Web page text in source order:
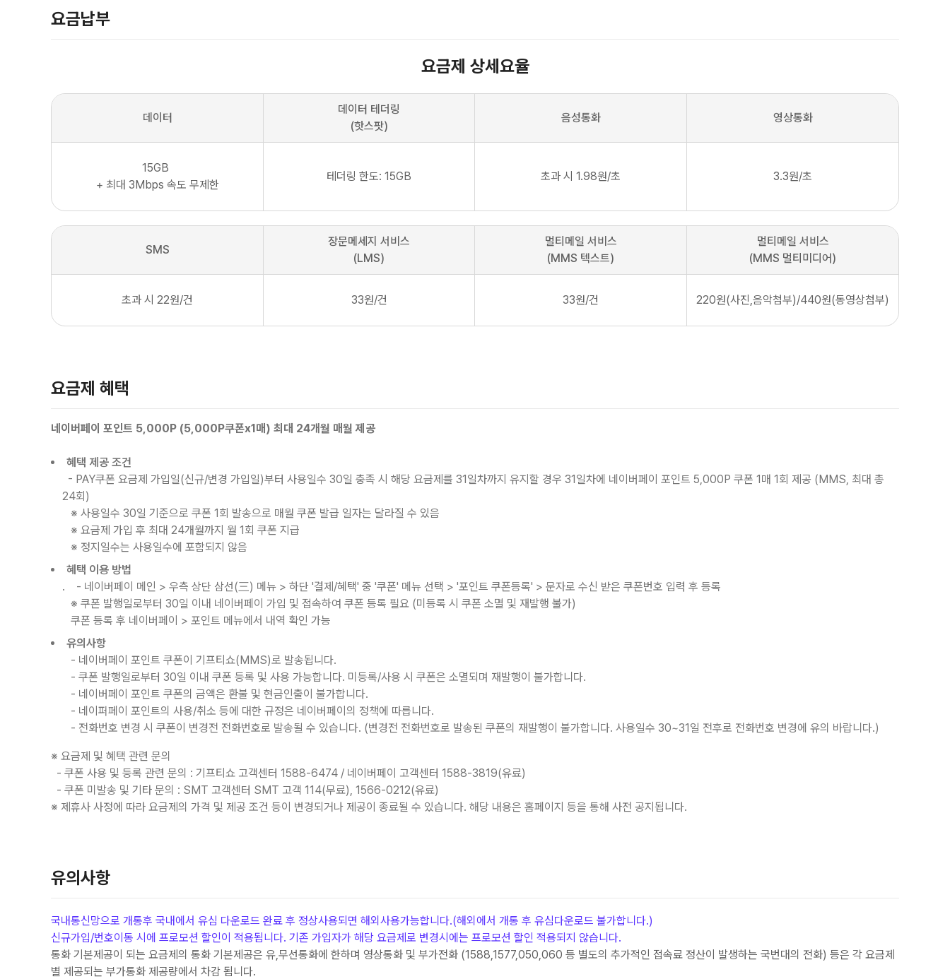
요금납부
요금제 상세요율
데이터
데이터 테더링
(핫스팟)
음성통화 영상통화
15GB
+ 최대 3Mbps 속도 무제한
테더링 한도: 15GB 초과 시 1.98원/초 3.3원/초
SMS
장문메세지 서비스
(LMS)
멀티메일 서비스
(MMS 텍스트)
멀티메일 서비스
(MMS 멀티미디어)
초과 시 22원/건 33원/건 33원/건 220원(사진,음악첨부)/440원(동영상첨부)
요금제 혜택
네이버페이 포인트 5,000P (5,000P쿠폰x1매) 최대 24개월 매월 제공
혜택 제공 조건
- PAY쿠폰 요금제 가입일(신규/변경 가입일)부터 사용일수 30일 충족 시 해당 요금제를 31일차까지 유지할 경우 31일차에 네이버페이 포인트 5,000P 쿠폰 1매 1회 제공 (MMS, 최대 총
24회)
※ 사용일수 30일 기준으로 쿠폰 1회 발송으로 매월 쿠폰 발급 일자는 달라질 수 있음
※ 요금제 가입 후 최대 24개월까지 월 1회 쿠폰 지급
※ 정지일수는 사용일수에 포함되지 않음
혜택 이용 방법
. - 네이버페이 메인 > 우측 상단 삼선(三) 메뉴 > 하단 '결제/혜택' 중 '쿠폰' 메뉴 선택 > '포인트 쿠폰등록' > 문자로 수신 받은 쿠폰번호 입력 후 등록
※ 쿠폰 발행일로부터 30일 이내 네이버페이 가입 및 접속하여 쿠폰 등록 필요 (미등록 시 쿠폰 소멸 및 재발행 불가)
쿠폰 등록 후 네이버페이 > 포인트 메뉴에서 내역 확인 가능
유의사항
- 네이버페이 포인트 쿠폰이 기프티쇼(MMS)로 발송됩니다.
- 쿠폰 발행일로부터 30일 이내 쿠폰 등록 및 사용 가능합니다. 미등록/사용 시 쿠폰은 소멸되며 재발행이 불가합니다.
- 네이버페이 포인트 쿠폰의 금액은 환불 및 현금인출이 불가합니다.
- 네이퍼페이 포인트의 사용/취소 등에 대한 규정은 네이버페이의 정책에 따릅니다.
- 전화번호 변경 시 쿠폰이 변경전 전화번호로 발송될 수 있습니다. (변경전 전화번호로 발송된 쿠폰의 재발행이 불가합니다. 사용일수 30~31일 전후로 전화번호 변경에 유의 바랍니다.)
※ 요금제 및 혜택 관련 문의
- 쿠폰 사용 및 등록 관련 문의 : 기프티쇼 고객센터 1588-6474 / 네이버페이 고객센터 1588-3819(유료)
- 쿠폰 미발송 및 기타 문의 : SMT 고객센터 SMT 고객 114(무료), 1566-0212(유료)
※ 제휴사 사정에 따라 요금제의 가격 및 제공 조건 등이 변경되거나 제공이 종료될 수 있습니다. 해당 내용은 홈페이지 등을 통해 사전 공지됩니다.
유의사항
국내통신망으로 개통후 국내에서 유심 다운로드 완료 후 정상사용되면 해외사용가능합니다.(해외에서 개통 후 유심다운로드 불가합니다.)
신규가입/번호이동 시에 프로모션 할인이 적용됩니다. 기존 가입자가 해당 요금제로 변경시에는 프로모션 할인 적용되지 않습니다.
통화 기본제공이 되는 요금제의 통화 기본제공은 유,무선통화에 한하며 영상통화 및 부가전화 (1588,1577,050,060 등 별도의 추가적인 접속료 정산이 발생하는 국번대의 전화) 등은 각 요금제
별 제공되는 부가통화 제공량에서 차감 됩니다.